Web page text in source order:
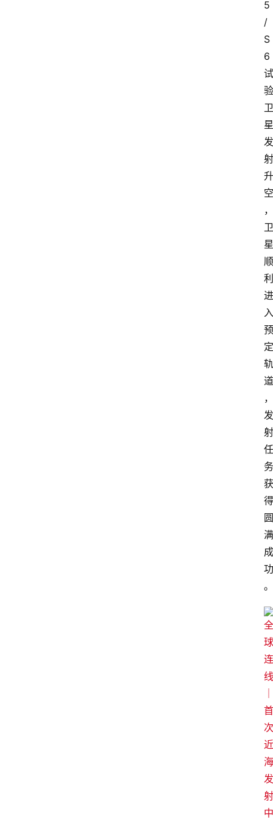
5
/
S
6
试
验
卫
星
发
射
升
空
，
卫
星
顺
利
进
入
预
定
轨
道
，
发
射
任
务
获
得
圆
满
成
功
。